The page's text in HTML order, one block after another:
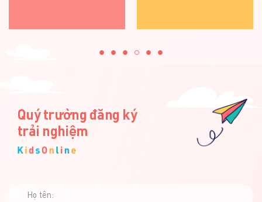
Quý trường đăng ký
trải nghiệm
Họ tên: